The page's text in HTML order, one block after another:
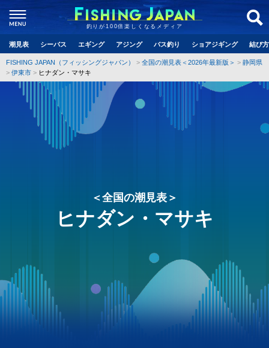
釣りが100倍楽しくなるメディア
潮見表 シーバス エギング アジング バス釣り ショアジギング 結び
FISHING JAPAN（フィッシングジャパン） 全国の潮見表＜2026年最新版＞
静岡県
伊東市
ヒナダン・マサキ
＜全国の潮見表＞
ヒナダン・マサキ